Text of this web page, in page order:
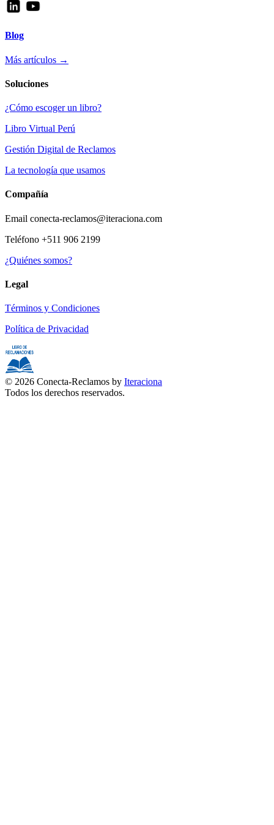
Blog
Más artículos →
Soluciones
¿Cómo escoger un libro?
Libro Virtual Perú
Gestión Digital de Reclamos
La tecnología que usamos
Compañía
Email conecta-reclamos@iteraciona.com
Teléfono +511 906 2199
¿Quiénes somos?
Legal
Términos y Condiciones
Política de Privacidad
© 2026 Conecta-Reclamos by Iteraciona
Todos los derechos reservados.